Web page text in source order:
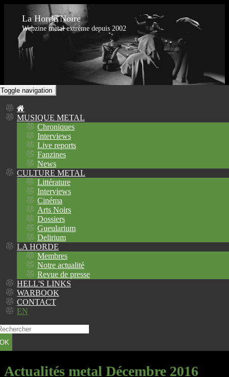
La Horde Noire
Webzine metal extrême depuis 2002
Toggle navigation
MUSIQUE METAL
Chroniques
Interviews
Live reports
Fanzines
News
CULTURE METAL
Littérature
Interviews
Cinéma
Arts Noirs
Dossiers
Gueularium
Delirium
LA HORDE
Membres
Notre actualité
Revue de presse
HELL'S LINKS
WARBOOK
CONTACT
EN
OK
Actualités metal Décembre 2016